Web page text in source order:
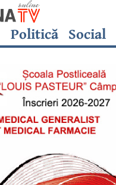
Politică Social